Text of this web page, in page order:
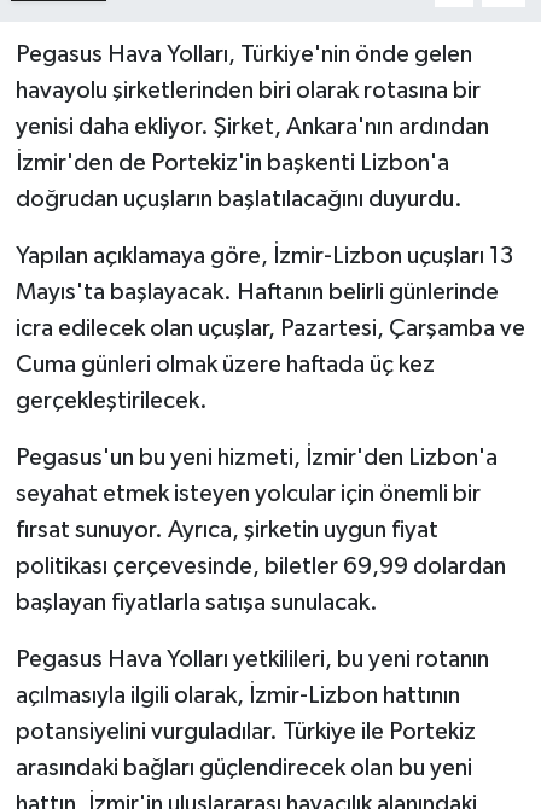
Pegasus Hava Yolları, Türkiye'nin önde gelen
havayolu şirketlerinden biri olarak rotasına bir
yenisi daha ekliyor. Şirket, Ankara'nın ardından
İzmir'den de Portekiz'in başkenti Lizbon'a
doğrudan uçuşların başlatılacağını duyurdu.
Yapılan açıklamaya göre, İzmir-Lizbon uçuşları 13
Mayıs'ta başlayacak. Haftanın belirli günlerinde
icra edilecek olan uçuşlar, Pazartesi, Çarşamba ve
Cuma günleri olmak üzere haftada üç kez
gerçekleştirilecek.
Pegasus'un bu yeni hizmeti, İzmir'den Lizbon'a
seyahat etmek isteyen yolcular için önemli bir
fırsat sunuyor. Ayrıca, şirketin uygun fiyat
politikası çerçevesinde, biletler 69,99 dolardan
başlayan fiyatlarla satışa sunulacak.
Pegasus Hava Yolları yetkilileri, bu yeni rotanın
açılmasıyla ilgili olarak, İzmir-Lizbon hattının
potansiyelini vurguladılar. Türkiye ile Portekiz
arasındaki bağları güçlendirecek olan bu yeni